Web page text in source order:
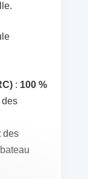
: 100 %
des
des